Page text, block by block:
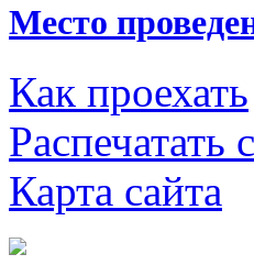
Место
Как проехать
Распечатать
Карта сайта